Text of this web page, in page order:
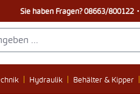
Sie haben Fragen?08663/800122・
Hydraulik Behälter & Kipper